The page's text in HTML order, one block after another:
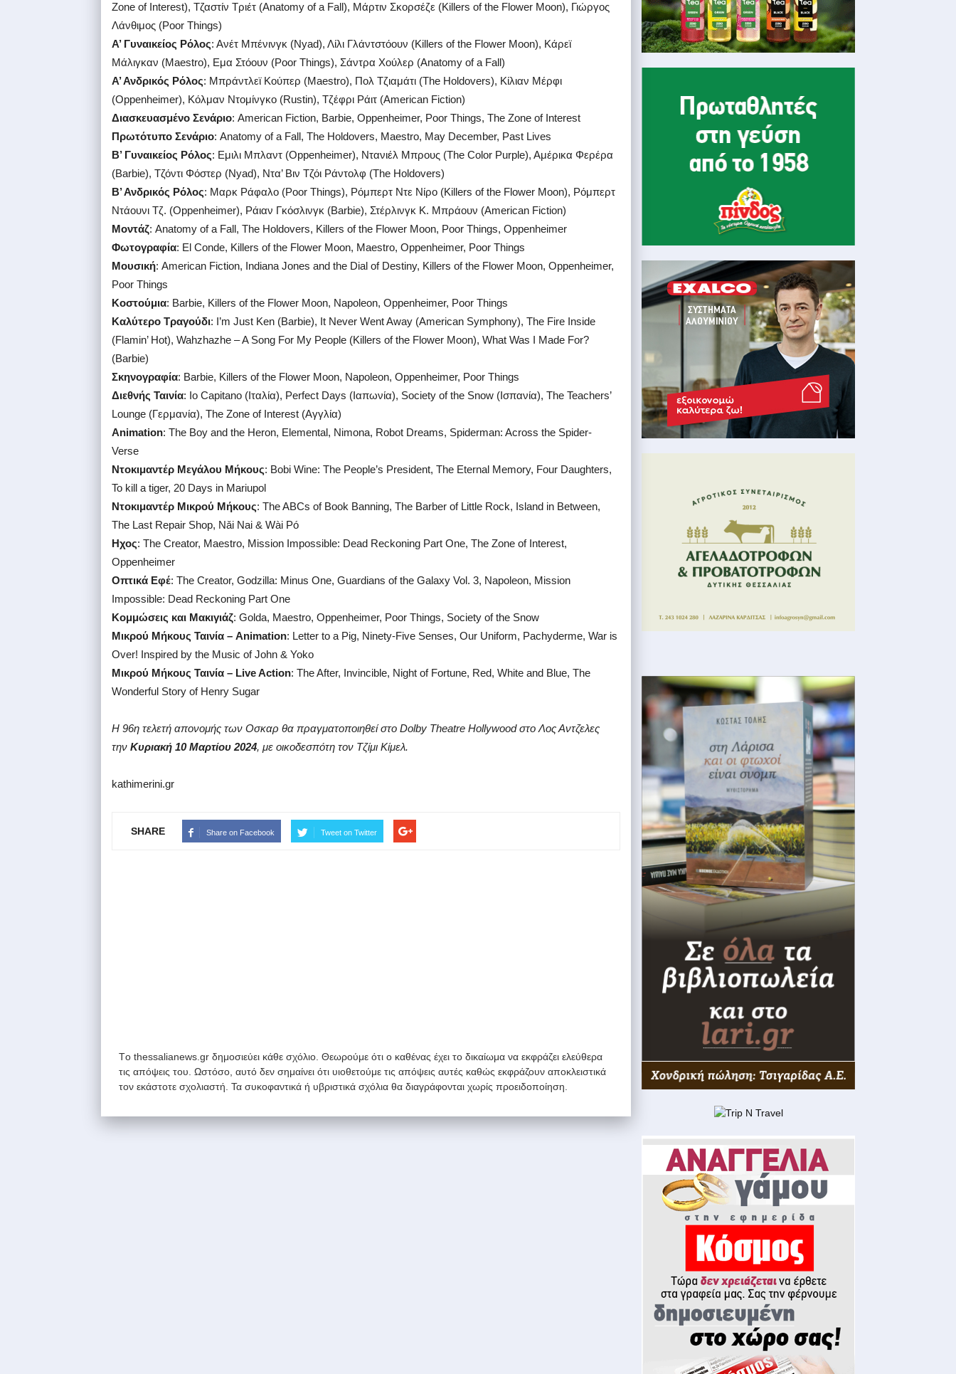
Zone of Interest), Τζαστίν Τριέτ (Anatomy of a Fall), Μάρτιν Σκορσέζε (Killers of the Flower Moon), Γιώργος
Λάνθιμος (Poor Things)
Α’ Γυναικείος Ρόλος: Ανέτ Μπένινγκ (Nyad), Λίλι Γλάντστόουν (Killers of the Flower Moon), Κάρεϊ
Μάλιγκαν (Maestro), Εμα Στόουν (Poor Things), Σάντρα Χούλερ (Anatomy of a Fall)
Α’ Ανδρικός Ρόλος: Μπράντλεϊ Κούπερ (Maestro), Πολ Τζιαμάτι (The Holdovers), Κίλιαν Μέρφι
(Oppenheimer), Κόλμαν Ντομίνγκο (Rustin), Τζέφρι Ράιτ (American Fiction)
Διασκευασμένο Σενάριο: American Fiction, Barbie, Oppenheimer, Poor Things, The Zone of Interest
Πρωτότυπο Σενάριο: Anatomy of a Fall, The Holdovers, Maestro, May December, Past Lives
Β’ Γυναικείος Ρόλος: Εμιλι Μπλαντ (Oppenheimer), Ντανιέλ Μπρους (The Color Purple), Αμέρικα Φερέρα
(Barbie), Τζόντι Φόστερ (Nyad), Ντα’ Βιν Τζόι Ράντολφ (The Holdovers)
Β’ Ανδρικός Ρόλος: Μαρκ Ράφαλο (Poor Things), Ρόμπερτ Ντε Νίρο (Killers of the Flower Moon), Ρόμπερτ
Ντάουνι Τζ. (Oppenheimer), Ράιαν Γκόσλινγκ (Barbie), Στέρλινγκ Κ. Μπράουν (American Fiction)
Μοντάζ: Anatomy of a Fall, The Holdovers, Killers of the Flower Moon, Poor Things, Oppenheimer
Φωτογραφία: El Conde, Killers of the Flower Moon, Maestro, Oppenheimer, Poor Things
Μουσική: American Fiction, Indiana Jones and the Dial of Destiny, Killers of the Flower Moon, Oppenheimer,
Poor Things
Κοστούμια: Barbie, Killers of the Flower Moon, Napoleon, Oppenheimer, Poor Things
Καλύτερο Τραγούδι: I’m Just Ken (Barbie), It Never Went Away (American Symphony), The Fire Inside
(Flamin’ Hot), Wahzhazhe – A Song For My People (Killers of the Flower Moon), What Was I Made For?
(Barbie)
Σκηνογραφία: Barbie, Killers of the Flower Moon, Napoleon, Oppenheimer, Poor Things
Διεθνής Ταινία: Io Capitano (Ιταλία), Perfect Days (Ιαπωνία), Society of the Snow (Ισπανία), The Teachers’
Lounge (Γερμανία), The Zone of Interest (Αγγλία)
Animation: The Boy and the Heron, Elemental, Nimona, Robot Dreams, Spiderman: Across the Spider-
Verse
Ντοκιμαντέρ Μεγάλου Μήκους: Bobi Wine: The People’s President, The Eternal Memory, Four Daughters,
To kill a tiger, 20 Days in Mariupol
Ντοκιμαντέρ Μικρού Μήκους: The ABCs of Book Banning, The Barber of Little Rock, Island in Between,
The Last Repair Shop, Nǎi Nai & Wài Pó
Ηχος: The Creator, Maestro, Mission Impossible: Dead Reckoning Part One, The Zone of Interest,
Oppenheimer
Οπτικά Εφέ: The Creator, Godzilla: Minus One, Guardians of the Galaxy Vol. 3, Napoleon, Mission
Impossible: Dead Reckoning Part One
Κομμώσεις και Μακιγιάζ: Golda, Maestro, Oppenheimer, Poor Things, Society of the Snow
Μικρού Μήκους Ταινία – Animation: Letter to a Pig, Ninety-Five Senses, Our Uniform, Pachyderme, War is
Over! Inspired by the Music of John & Yoko
Μικρού Μήκους Ταινία – Live Action: The After, Invincible, Night of Fortune, Red, White and Blue, The
Wonderful Story of Henry Sugar
Η 96η τελετή απονομής των Οσκαρ θα πραγματοποιηθεί στο Dolby Theatre Hollywood στο Λος Αντζελες
την Κυριακή 10 Μαρτίου 2024, με οικοδεσπότη τον Τζίμι Κίμελ.
kathimerini.gr
SHARE Share on Facebook Tweet on Twitter
Tο thessalianews.gr δημοσιεύει κάθε σχόλιο. Θεωρούμε ότι ο καθένας έχει το δικαίωμα να εκφράζει ελεύθερα
τις απόψεις του. Ωστόσο, αυτό δεν σημαίνει ότι υιοθετούμε τις απόψεις αυτές καθώς εκφράζουν αποκλειστικά
τον εκάστοτε σχολιαστή. Τα συκοφαντικά ή υβριστικά σχόλια θα διαγράφονται χωρίς προειδοποίηση.